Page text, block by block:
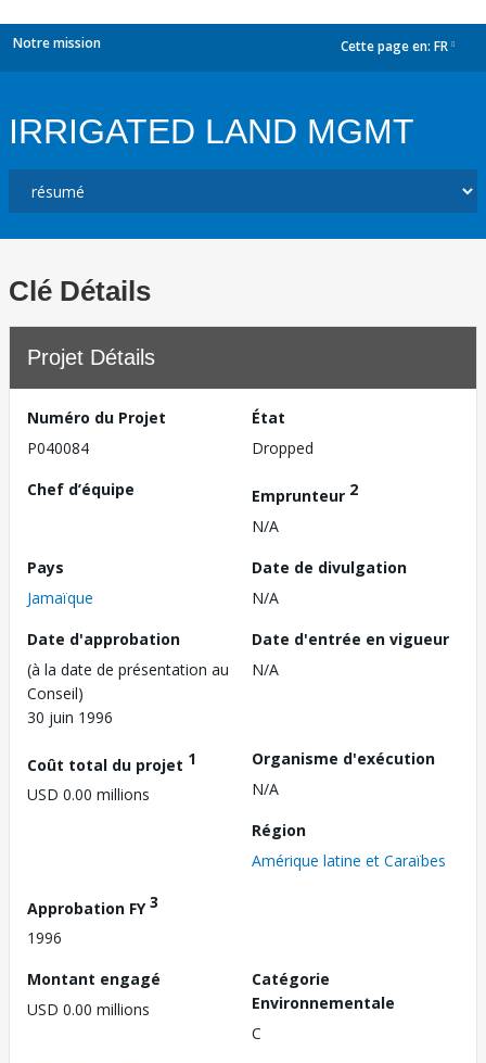
Notre mission Cette page en: FR
IRRIGATED LAND MGMT
Clé Détails
Projet Détails
Numéro du Projet
P040084
État
Dropped
Chef d’équipe
Emprunteur 2
N/A
Pays
Jamaïque
Date de divulgation
N/A
Date d'approbation
(à la date de présentation au
Conseil)
30 juin 1996
Date d'entrée en vigueur
N/A
Coût total du projet 1
USD 0.00 millions
Organisme d'exécution
N/A
Région
Amérique latine et Caraïbes
Approbation FY3
1996
Montant engagé
USD 0.00 millions
Catégorie
Environnementale
C